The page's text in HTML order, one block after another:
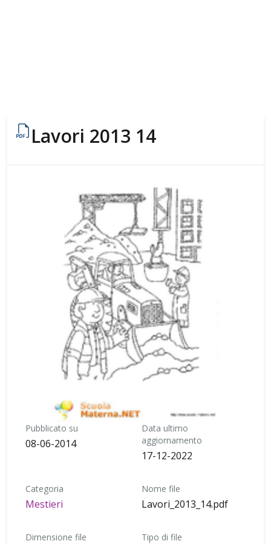
Lavori 2013 14
Pubblicato su
08-06-2014
Data ultimo
aggiornamento
17-12-2022
Categoria
Mestieri
Nome file
Lavori_2013_14.pdf
Dimensione file Tipo di file